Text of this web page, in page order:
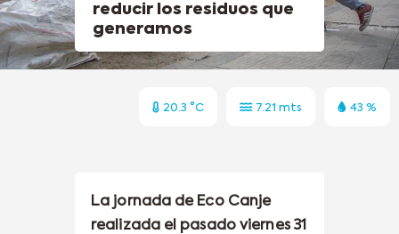
reducir los residuos que
generamos
20.3 °C 7.21 mts 43 %
La jornada de Eco Canje
realizada el pasado viernes 31